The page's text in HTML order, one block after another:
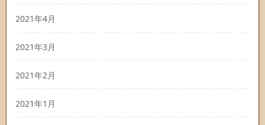
2021年4月
2021年3月
2021年2月
2021年1月